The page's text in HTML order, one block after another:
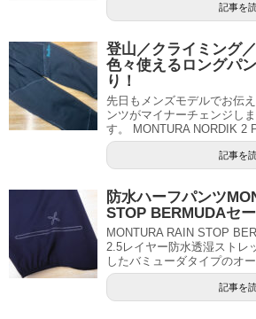
記事を
登山／クライミング
色々使えるロングパ
り！
先日もメンズモデルでお伝
ンツがマイナーチェンジし
す。 MONTURA NORDIK 2
記事を
防水ハーフパンツ
STOP BERMUDAセ
MONTURA RAIN STOP
2.5レイヤー防水透湿ストレ
したバミューダタイプのオ
記事を